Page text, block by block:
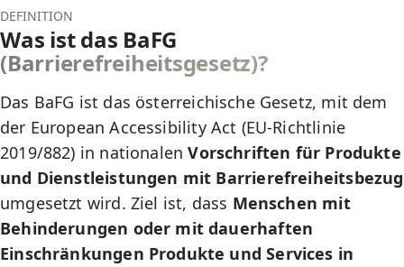
DEFINITION
Was ist das BaFG
(Barrierefreiheitsgesetz)?
Das BaFG ist das österreichische Gesetz, mit dem
der European Accessibility Act (EU-Richtlinie
2019/882) in nationalenVorschriften für Produkte
und Dienstleistungen mit Barrierefreiheitsbezug
umgesetzt wird. Ziel ist, dass Menschen mit
Behinderungen oder mit dauerhaften
Einschränkungen Produkte und Services in